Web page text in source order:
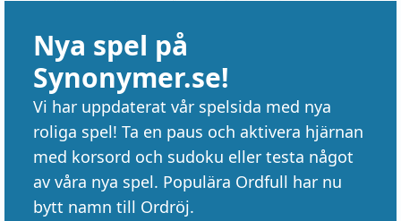
Nya spel på
Synonymer.se!
Vi har uppdaterat vår spelsida med nya
roliga spel! Ta en paus och aktivera hjärnan
med korsord och sudoku eller testa något
av våra nya spel. Populära Ordfull har nu
bytt namn till Ordröj.